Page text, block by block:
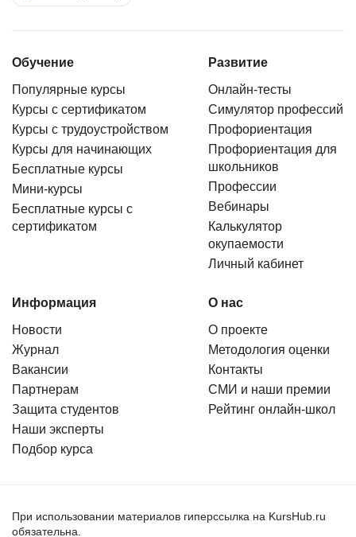
Обучение
Популярные курсы
Курсы с сертификатом
Курсы с трудоустройством
Курсы для начинающих
Бесплатные курсы
Мини-курсы
Бесплатные курсы с
сертификатом
Развитие
Онлайн-тесты
Симулятор профессий
Профориентация
Профориентация для
школьников
Профессии
Вебинары
Калькулятор
окупаемости
Личный кабинет
Информация
Новости
Журнал
Вакансии
Партнерам
Защита студентов
Наши эксперты
Подбор курса
О нас
О проекте
Методология оценки
Контакты
СМИ и наши премии
Рейтинг онлайн-школ
При использовании материалов гиперссылка на KursHub.ru
обязательна.